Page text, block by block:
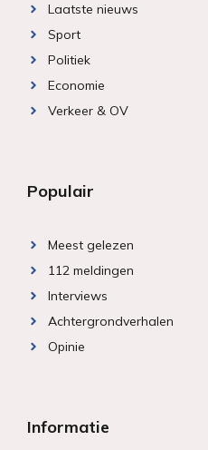
Laatste nieuws
Sport
Politiek
Economie
Verkeer & OV
Populair
Meest gelezen
112 meldingen
Interviews
Achtergrondverhalen
Opinie
Informatie